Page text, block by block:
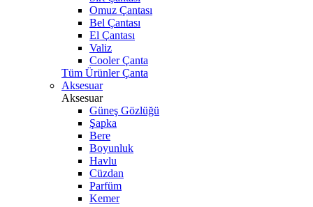
Omuz Çantası
Bel Çantası
El Çantası
Valiz
Cooler Çanta
Tüm Ürünler Çanta
Aksesuar
Aksesuar
Güneş Gözlüğü
Şapka
Bere
Boyunluk
Havlu
Cüzdan
Parfüm
Kemer